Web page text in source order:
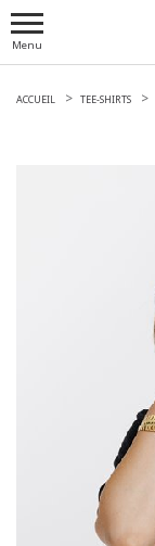
Menu
ACCUEIL TEE-SHIRTS